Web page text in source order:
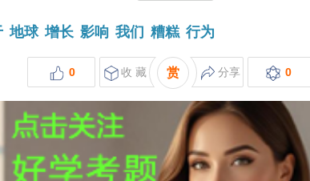
地球 增长 影响 我们 糟糕 行为
0 收 藏 赏 分享 0